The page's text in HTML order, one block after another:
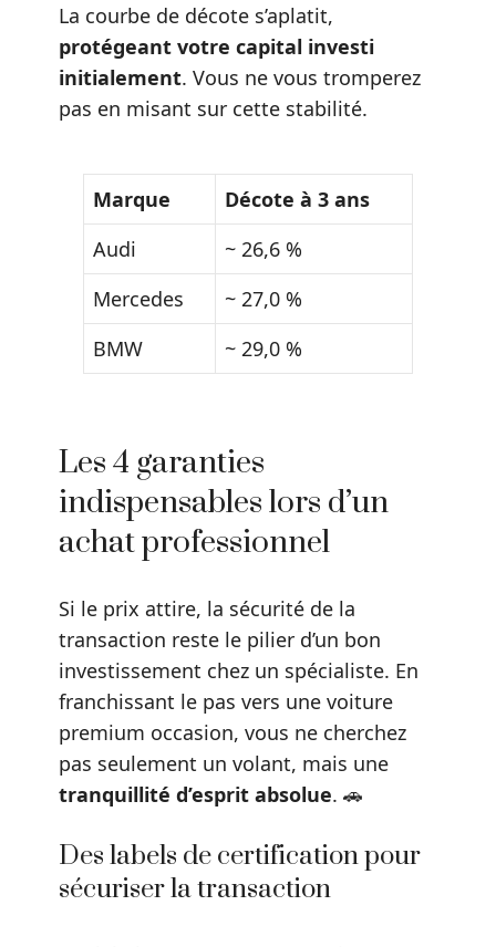
La courbe de décote s’aplatit,
protégeant votre capital investi
initialement. Vous ne vous tromperez
pas en misant sur cette stabilité.
Marque
Décote à 3 ans
Audi
~ 26,6 %
Mercedes
~ 27,0 %
BMW
~ 29,0 %
Les 4 garanties
indispensables lors d’un
achat professionnel
Si le prix attire, la sécurité de la
transaction reste le pilier d’un bon
investissement chez un spécialiste. En
franchissant le pas vers une voiture
premium occasion, vous ne cherchez
pas seulement un volant, mais une
tranquillité d’esprit absolue. 🚗
Des labels de certification pour
sécuriser la transaction